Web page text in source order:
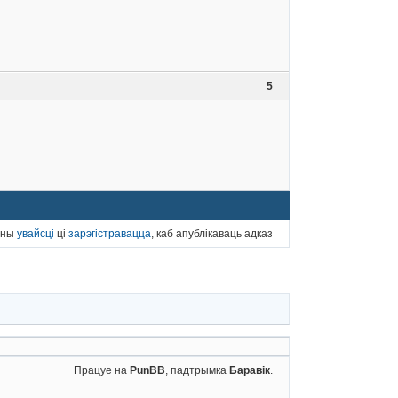
5
увайсці ці зарэгістравацца , каб апублікаваць адказ
Працуе на PunBB, падтрымка Баравік.